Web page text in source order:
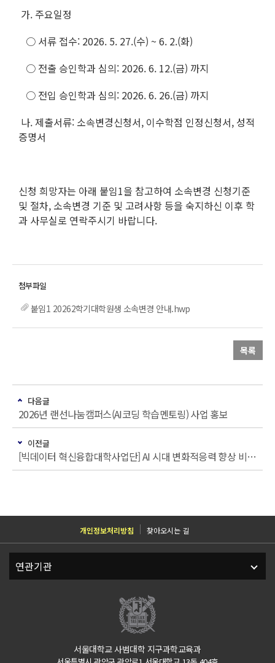
가. 주요일정
○ 서류 접수: 2026. 5. 27.(수) ~ 6. 2.(화)
○ 전출 승인학과 심의: 2026. 6. 12.(금) 까지
○ 전입 승인학과 심의: 2026. 6. 26.(금) 까지
나. 제출서류: 소속변경신청서, 이수학점 인정신청서, 성적
증명서
신청 희망자는 아래 붙임1을 참고하여 소속변경 신청기준
및 절차, 소속변경 기준 및 고려사항 등을 숙지하신 이후 학
과 사무실로 연락주시기 바랍니다.
붙임1 20262학기대학원생 소속변경 안내.hwp
목록
다음글
2026년 랜선나눔캠퍼스(AI코딩 학습멘토링) 사업 홍보
이전글
[빅데이터 혁신융합대학사업단] AI 시대 변화적응력 향상 비교과 프로그램 홍보
개인정보처리방침 찾아오시는 길
서울대학교 사범대학 지구과학교육과